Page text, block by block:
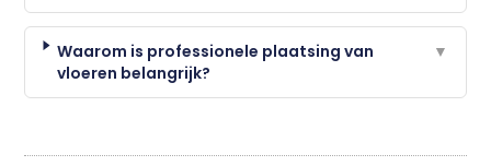
Waarom is professionele plaatsing van
vloeren belangrijk?
▼